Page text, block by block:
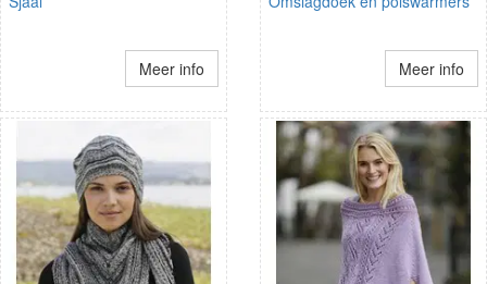
Meer info Meer info